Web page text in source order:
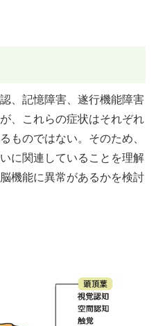
、記憶障害、遂行機能障害
、これらの症状はそれぞれ
ものではない。そのため、
に関連していることを理解
機能に異常があるかを検討